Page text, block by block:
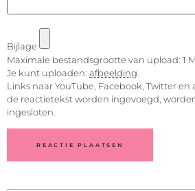
Bijlage
Maximale bestandsgrootte van upload: 1
Je kunt uploaden: afbeelding
Links naar YouTube, Facebook, Twitter
de reactietekst worden ingevoegd,
ingesloten.